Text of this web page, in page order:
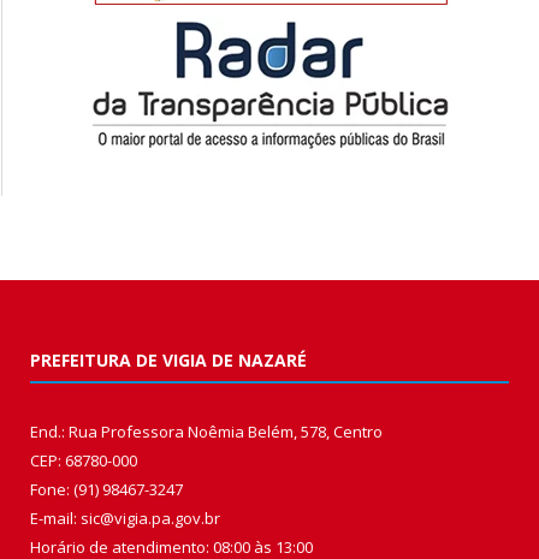
PREFEITURA DE VIGIA DE NAZARÉ
End.: Rua Professora Noêmia Belém, 578, Centro
CEP: 68780-000
Fone: (91) 98467-3247
E-mail: sic@vigia.pa.gov.br
Horário de atendimento: 08:00 às 13:00